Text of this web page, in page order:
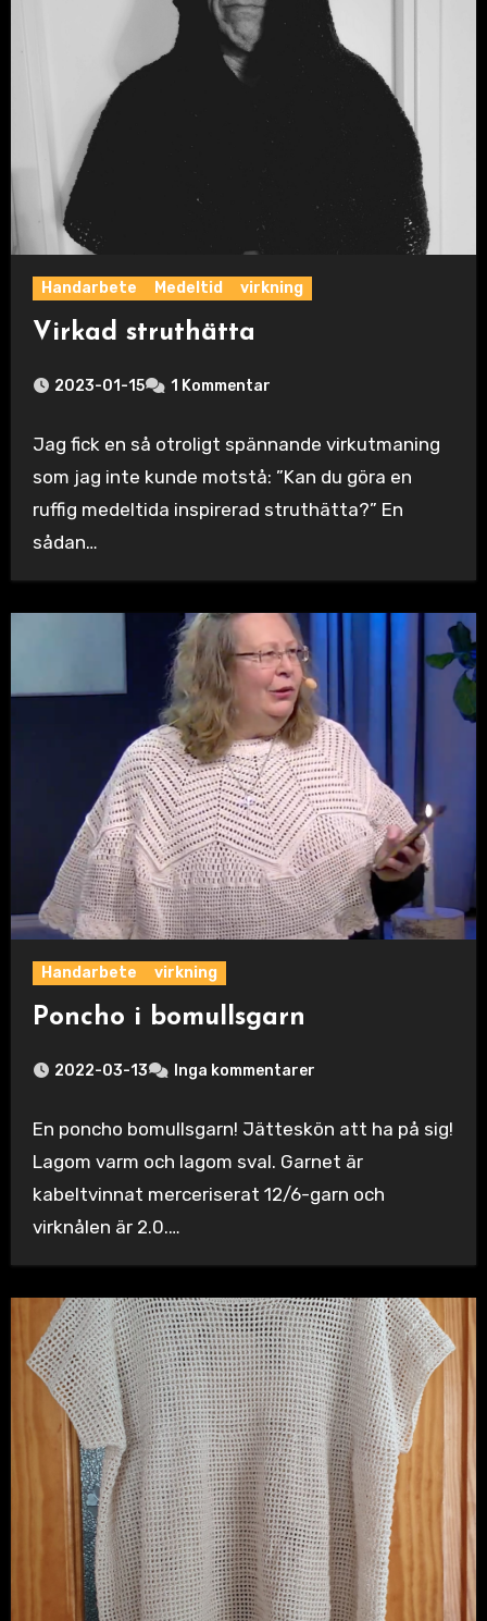
Handarbete Medeltid virkning
Virkad struthätta
2023-01-15 1 Kommentar
Jag fick en så otroligt spännande virkutmaning
som jag inte kunde motstå: ”Kan du göra en
ruffig medeltida inspirerad struthätta?” En
sådan…
Handarbete virkning
Poncho i bomullsgarn
2022-03-13 Inga kommentarer
En poncho bomullsgarn! Jätteskön att ha på sig!
Lagom varm och lagom sval. Garnet är
kabeltvinnat merceriserat 12/6-garn och
virknålen är 2.0.…